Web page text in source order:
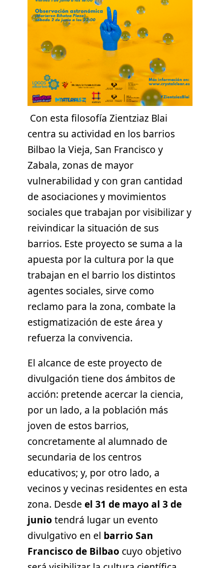
Con esta filosofía Zientziaz Blai
centra su actividad en los barrios
Bilbao la Vieja, San Francisco y
Zabala, zonas de mayor
vulnerabilidad y con gran cantidad
de asociaciones y movimientos
sociales que trabajan por visibilizar y
reivindicar la situación de sus
barrios. Este proyecto se suma a la
apuesta por la cultura por la que
trabajan en el barrio los distintos
agentes sociales, sirve como
reclamo para la zona, combate la
estigmatización de este área y
refuerza la convivencia.
El alcance de este proyecto de
divulgación tiene dos ámbitos de
acción: pretende acercar la ciencia,
por un lado, a la población más
joven de estos barrios,
concretamente al alumnado de
secundaria de los centros
educativos; y, por otro lado, a
vecinos y vecinas residentes en esta
zona. Desde el 31 de mayo al 3 de
junio tendrá lugar un evento
divulgativo en el barrio San
Francisco de Bilbao cuyo objetivo